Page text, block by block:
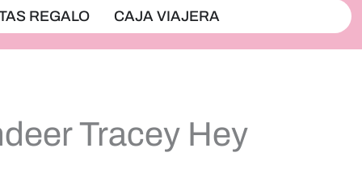
REGALO CAJA VIAJERA
Tracey Hey